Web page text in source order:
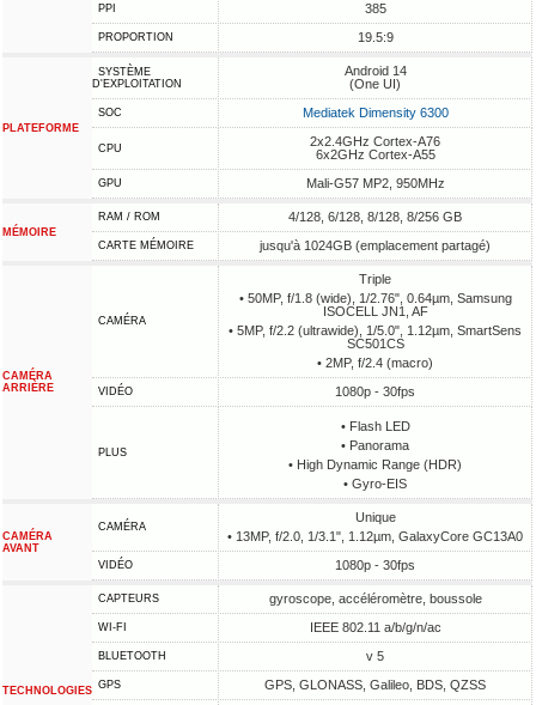
PPI 385
PROPORTION 19.5:9
PLATEFORME
SYSTÈME
D'EXPLOITATION
Android 14
(One UI)
SOC Mediatek Dimensity 6300
CPU
2x2.4GHz Cortex-A76
6x2GHz Cortex-A55
GPU Mali-G57 MP2, 950MHz
MÉMOIRE
RAM / ROM 4/128, 6/128, 8/128, 8/256 GB
CARTE MÉMOIRE jusqu'à 1024GB (emplacement partagé)
CAMÉRA
ARRIÈRE
CAMÉRA
Triple
• 50MP, f/1.8 (wide), 1/2.76", 0.64µm, Samsung
ISOCELL JN1, AF
• 5MP, f/2.2 (ultrawide), 1/5.0", 1.12µm, SmartSens
SC501CS
• 2MP, f/2.4 (macro)
VIDÉO 1080p - 30fps
PLUS
• Flash LED
• Panorama
• High Dynamic Range (HDR)
• Gyro-EIS
CAMÉRA
AVANT
CAMÉRA
Unique
• 13MP, f/2.0, 1/3.1", 1.12µm, GalaxyCore GC13A0
VIDÉO 1080p - 30fps
TECHNOLOGIES
CAPTEURS gyroscope, accéléromètre, boussole
WI-FI IEEE 802.11 a/b/g/n/ac
BLUETOOTH v 5
GPS GPS, GLONASS, Galileo, BDS, QZSS